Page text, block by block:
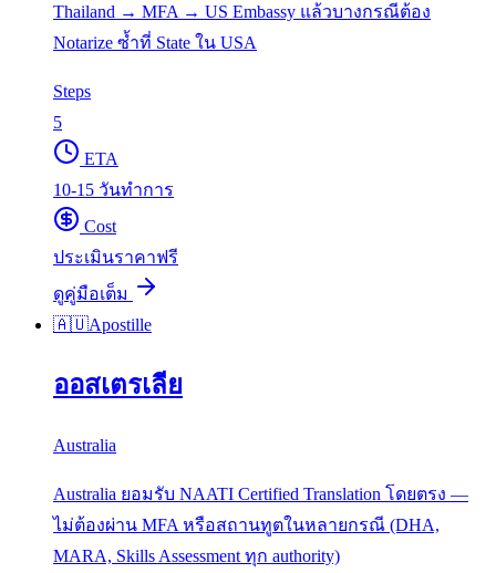
Thailand → MFA → US Embassy แล้วบางกรณีต้อง
Notarize ซ้ำที่ State ใน USA
Steps
5
ETA
10-15 วันทำการ
Cost
ประเมินราคาฟรี
ดูคู่มือเต็ม
🇦🇺Apostille
ออสเตรเลีย
Australia
Australia ยอมรับ NAATI Certified Translation โดยตรง —
ไม่ต้องผ่าน MFA หรือสถานทูตในหลายกรณี (DHA,
MARA, Skills Assessment ทุก authority)